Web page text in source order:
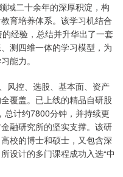
域二十余年的深厚积淀，构
育培养体系。该学习机结合
经验，总结并升华出了一套
测四维一体的学习模型，为
能力。
风控、选股、基本面、资产
覆盖。已上线的精品自研股
总计约7800分钟，并持续更
融研究所的坚实支撑。该研
校的博士和硕士，又包含深
设计的多门课程成功入选“中